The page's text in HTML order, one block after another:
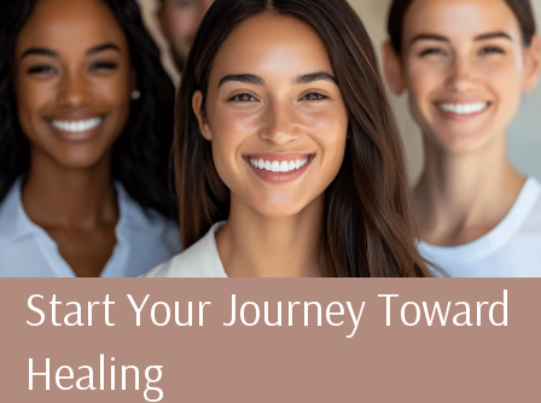
Start Your Journey Toward
Healing